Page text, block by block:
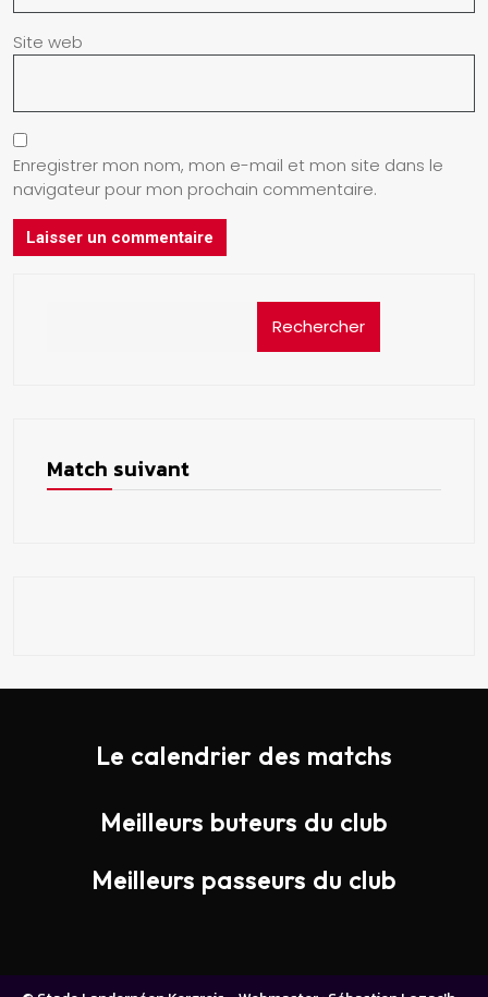
Site web
Enregistrer mon nom, mon e-mail et mon site dans le
navigateur pour mon prochain commentaire.
Rechercher
Match suivant
Le calendrier des matchs
Meilleurs buteurs du club
Meilleurs passeurs du club